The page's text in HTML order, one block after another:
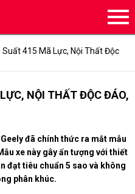
Suất 415 Mã Lực, Nội Thất Độc
NỘI THẤT ĐỘC ĐÁO,
đã chính thức ra mắt mẫu
xe này gây ấn tượng với thiết
đạt tiêu chuẩn 5 sao và không
phân khúc.